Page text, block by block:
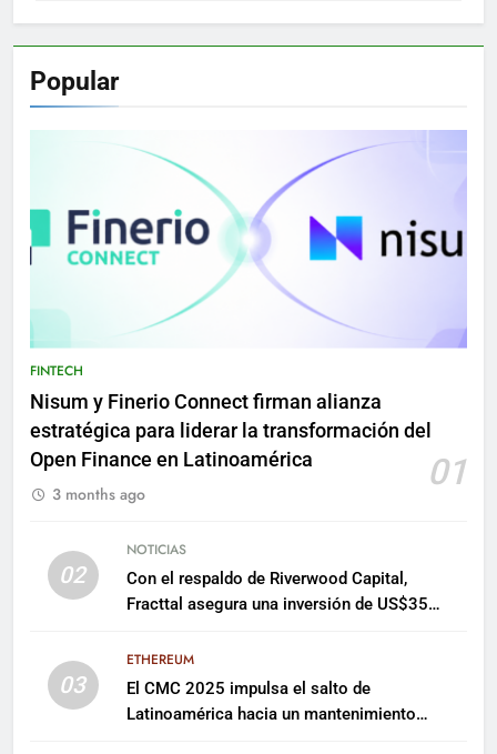
Popular
FINTECH
Nisum y Finerio Connect firman alianza
estratégica para liderar la transformación del
Open Finance en Latinoamérica
01
3 months ago
02
NOTICIAS
Con el respaldo de Riverwood Capital,
Fracttal asegura una inversión de US$35
03
ETHEREUM
El CMC 2025 impulsa el salto de
Latinoamérica hacia un mantenimiento